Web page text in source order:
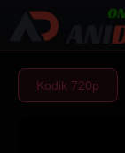
Kodik 720р